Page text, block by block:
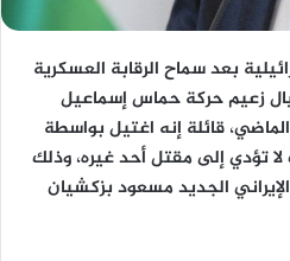
للقناة الـ12 الإسرائيلية بعد سماح الرقابة العسكرية
زعيم حركة حماس إسماعيل
قائلة إنه اغتيل بواسطة
تؤدي إلى مقتل أحد غيره، وذلك
الجديد مسعود بزكشيان